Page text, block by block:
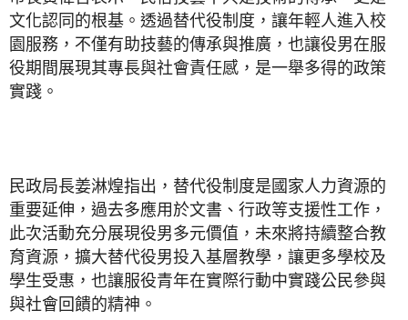
文化認同的根基。透過替代役制度，讓年輕人進入校
園服務，不僅有助技藝的傳承與推廣，也讓役男在服
役期間展現其專長與社會責任感，是一舉多得的政策
實踐。
民政局長姜淋煌指出，替代役制度是國家人力資源的
重要延伸，過去多應用於文書、行政等支援性工作，
此次活動充分展現役男多元價值，未來將持續整合教
育資源，擴大替代役男投入基層教學，讓更多學校及
學生受惠，也讓服役青年在實際行動中實踐公民參與
與社會回饋的精神。